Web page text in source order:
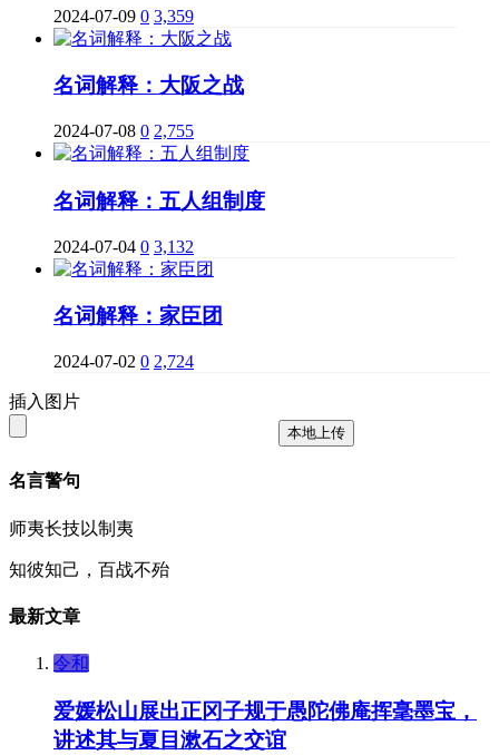
2024-07-09 0 3,359
名词解释：大阪之战
2024-07-08 0 2,755
名词解释：五人组制度
2024-07-04 0 3,132
名词解释：家臣团
2024-07-02 0 2,724
插入图片
本地上传
名言警句
师夷长技以制夷
知彼知己，百战不殆
最新文章
令和
爱媛松山展出正冈子规于愚陀佛庵挥毫墨宝，
讲述其与夏目漱石之交谊